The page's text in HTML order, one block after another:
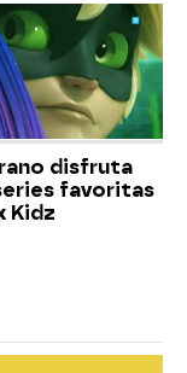
disfruta
favoritas
Kidz